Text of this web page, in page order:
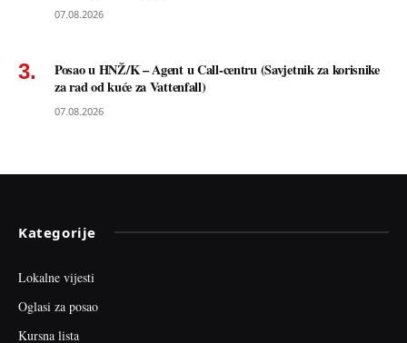
07.08.2026
Posao u HNŽ/K – Agent u Call-centru (Savjetnik za korisnike
za rad od kuće za Vattenfall)
07.08.2026
Kategorije
Lokalne vijesti
Oglasi za posao
Kursna lista